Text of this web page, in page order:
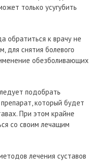
только усугубить
обратиться к врачу не
для снятия болевого
обезболивающих
подобрать
который будет
При этом крайне
со своим лечащим
лечения суставов